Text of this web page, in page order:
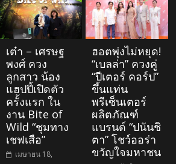
เต๋า – เศรษฐ
พงศ์ ควง
ลูกสาว น้อง
แฮปปี้เปิดตัว
ครั้งแรก ใน
งาน Bite of
Wild “ชุมทาง
เชฟเสือ”
เมษายน 18,
ฮอตพุ่งไม่หยุด!
“เบลล่า” ควงคู่
“ปีเตอร์ คอร์ป”
ขึ้นแท่น
พรีเซ็นเตอร์
ผลิตภัณฑ์
แบรนด์ “ปนันชิ
ตา” โชว์ออร่า
ขวัญใจมหาชน